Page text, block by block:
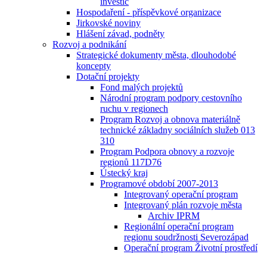
Hospodaření - příspěvkové organizace
Jirkovské noviny
Hlášení závad, podněty
Rozvoj a podnikání
Strategické dokumenty města, dlouhodobé
koncepty
Dotační projekty
Fond malých projektů
Národní program podpory cestovního
ruchu v regionech
Program Rozvoj a obnova materiálně
technické základny sociálních služeb 013
310
Program Podpora obnovy a rozvoje
regionů 117D76
Ústecký kraj
Programové období 2007-2013
Integrovaný operační program
Integrovaný plán rozvoje města
Archiv IPRM
Regionální operační program
regionu soudržnosti Severozápad
Operační program Životní prostředí